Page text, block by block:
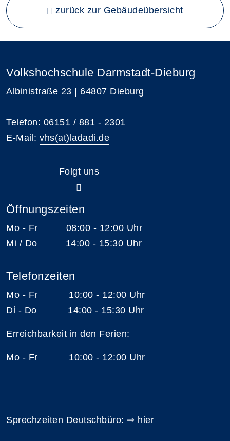
zurück zur Gebäudeübersicht
Volkshochschule Darmstadt-Dieburg
Albinistraße 23 | 64807 Dieburg
Telefon: 06151 / 881 - 2301
E-Mail: vhs(at)ladadi.de
Folgt uns
Öffnungszeiten
Mo - Fr 08:00 - 12:00 Uhr
Mi / Do 14:00 - 15:30 Uhr
Telefonzeiten
Mo - Fr 10:00 - 12:00 Uhr
Di - Do 14:00 - 15:30 Uhr
Erreichbarkeit in den Ferien:
Mo - Fr 10:00 - 12:00 Uhr
Sprechzeiten Deutschbüro: ⇒ hier